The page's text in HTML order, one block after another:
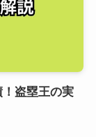
！盗塁王の実